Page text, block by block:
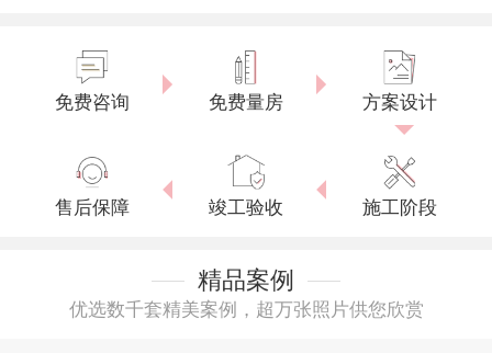
免费咨询 免费量房 方案设计
售后保障 竣工验收 施工阶段
精品案例
优选数千套精美案例，超万张照片供您欣赏